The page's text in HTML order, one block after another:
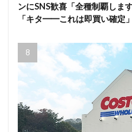
ンにSNS歓喜「全種制覇しま
「キタ━━これは即買い確定」